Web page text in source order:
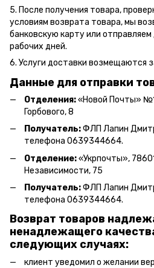
5. После получения товара,
условиям возврата товара, мы
банковскую карту или
рабочих дней.
6. Услуги доставки возмещаются
Данные для отправки
Отделения:«Новой Почты»
Горбового, 8
Получатель:ФЛП Лапин
телефона 0639344664.
Отделение:«Укрпочты»,
Независимости, 75
Получатель:ФЛП Лапин
телефона 0639344664.
Возврат товаров
ненадлежащего
следующих случаях:
клиент уведомил о желании